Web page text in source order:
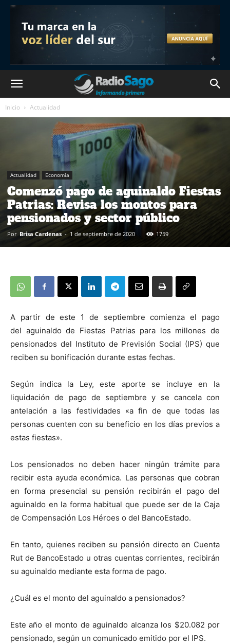
Inicio Actualidad
Actualidad Economía
Comenzó pago de aguinaldo Fiestas
Patrias: Revisa los montos para
pensionados y sector público
Por Brisa Cardenas - 1 de septiembre de 2020 1759
A partir de este 1 de septiembre comienza el pago
del aguinaldo de Fiestas Patrias para los millones de
pensionados del Instituto de Previsión Social (IPS) que
reciben su bonificación durante estas fechas.
Según indica la Ley, este aporte se incluye en la
liquidación de pago de septiembre y se cancela con
antelación a las festividades «a fin de que todas las
personas cuenten con su beneficio en los días previos a
estas fiestas».
Los pensionados no deben hacer ningún trámite para
recibir esta ayuda económica. Las personas que cobran
en forma presencial su pensión recibirán el pago del
aguinaldo en la forma habitual que puede ser de la Caja
de Compensación Los Héroes o del BancoEstado.
En tanto, quienes reciben su pensión directo en Cuenta
Rut de BancoEstado u otras cuentas corrientes, recibirán
su aguinaldo mediante esta forma de pago.
¿Cuál es el monto del aguinaldo a pensionados?
Este año el monto de aguinaldo alcanza los $20.082 por
pensionado, según un comunicado emitido por el IPS.